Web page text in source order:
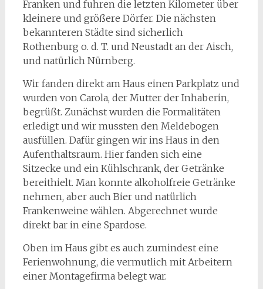
Franken und fuhren die letzten Kilometer über
kleinere und größere Dörfer. Die nächsten
bekannteren Städte sind sicherlich
Rothenburg o. d. T. und Neustadt an der Aisch,
und natürlich Nürnberg.
Wir fanden direkt am Haus einen Parkplatz und
wurden von Carola, der Mutter der Inhaberin,
begrüßt. Zunächst wurden die Formalitäten
erledigt und wir mussten den Meldebogen
ausfüllen. Dafür gingen wir ins Haus in den
Aufenthaltsraum. Hier fanden sich eine
Sitzecke und ein Kühlschrank, der Getränke
bereithielt. Man konnte alkoholfreie Getränke
nehmen, aber auch Bier und natürlich
Frankenweine wählen. Abgerechnet wurde
direkt bar in eine Spardose.
Oben im Haus gibt es auch zumindest eine
Ferienwohnung, die vermutlich mit Arbeitern
einer Montagefirma belegt war.